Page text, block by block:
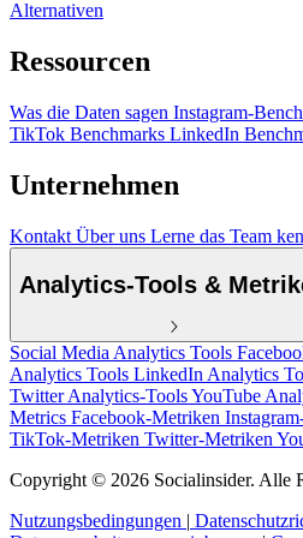
Alternativen
Ressourcen
Was die Daten sagen Instagram-
TikTok Benchmarks LinkedIn
Unternehmen
Kontakt Über uns Lerne das Team
Analytics-Tools &
Social Media Analytics Tools
Analytics Tools LinkedIn Analytics
Twitter Analytics-ToolsYouTube
Metrics Facebook-Metriken
TikTok-Metriken Twitter-Metriken
Copyright © 2026 Socialinsider. Alle
Nutzungsbedingungen |